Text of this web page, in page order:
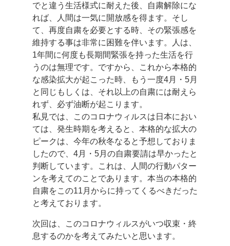
でと違う生活様式に耐えた後、自粛解除にな
れば、人間は一気に開放感を得ます。そし
て、再度自粛を必要とする時、その緊張感を
維持する事は非常に困難を伴います。人は、
1年間に何度も長期間緊張を持った生活を行
うのは無理です。ですから、これから本格的
な感染拡大が起こった時、もう一度4月・5月
と同じもしくは、それ以上の自粛には耐えら
れず、必ず油断が起こります。
私見では、このコロナウィルスは日本におい
ては、発生時期を考えると、本格的な拡大の
ピークは、今年の秋冬なると予想しておりま
したので、4月・5月の自粛要請は早かったと
判断しています。これは、人間の行動パター
ンを考えてのことであります。本当の本格的
自粛をこの11月からに持ってくるべきだった
と考えております。
次回は、このコロナウィルスがいつ収束・終
息するのかを考えてみたいと思います。